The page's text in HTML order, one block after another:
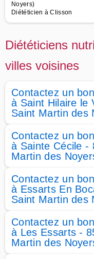
Noyers)
Diététicien à Clisson
Diététiciens
villes voisines
Contactez un
à Saint Hilaire le
Saint Martin des
Contactez un
à Sainte Cécile -
Martin des
Contactez un
à Essarts En
Saint Martin des
Contactez un
à Les Essarts -
Martin des